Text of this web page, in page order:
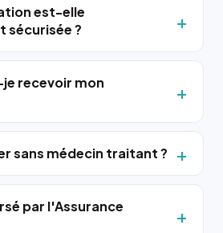
est-elle
sécurisée ?
recevoir mon
sans médecin traitant ?
par l'Assurance